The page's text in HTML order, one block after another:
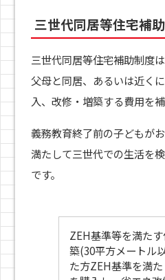
三世代同居等住宅補
三世代同居等住宅補助制度
父母と同居、あるいは近く
入、改修・増築する費用を
義務教育終了前の子どもが
満たして三世代での生活を
です。
ZEH基準等を満た
築(30平方メートル
た方ZEH基準を満